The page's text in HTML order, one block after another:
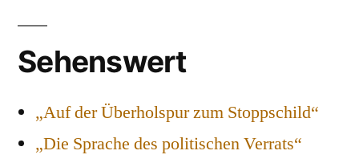
Sehenswert
„Auf der Überholspur zum Stoppschild“
„Die Sprache des politischen Verrats“